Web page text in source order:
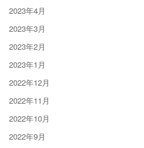
2023年4月
2023年3月
2023年2月
2023年1月
2022年12月
2022年11月
2022年10月
2022年9月